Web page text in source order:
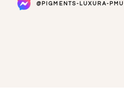
@PIGMENTS-LUXURA-PMU